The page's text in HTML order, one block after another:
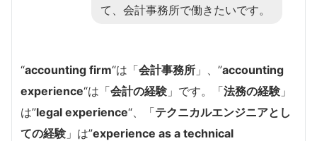
て、会計事務所で働きたいです。
“accounting firm“は「会計事務所 」、”accounting
experience“は「会計の経験 」です。「法務の経験 」
は”legal experience“、「テクニカルエンジニアとし
ての経験 」は”experience as a technical